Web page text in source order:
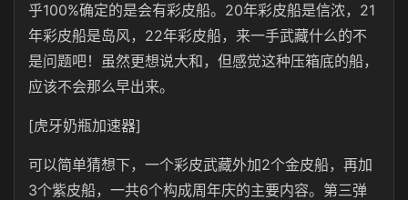
乎100%确定的是会有彩皮船。20年彩皮船是信浓，21
年彩皮船是岛风，22年彩皮船，来一手武藏什么的不
是问题吧！虽然更想说大和，但感觉这种压箱底的船，
应该不会那么早出来。
[虎牙奶瓶加速器]
可以简单猜想下，一个彩皮武藏外加2个金皮船，再加
3个紫皮船，一共6个构成周年庆的主要内容。第三弹